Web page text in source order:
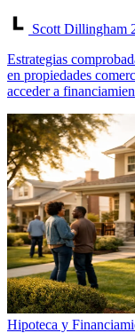
Scott Dillingham
Estrategias
en propiedades
acceder a
Hipoteca y